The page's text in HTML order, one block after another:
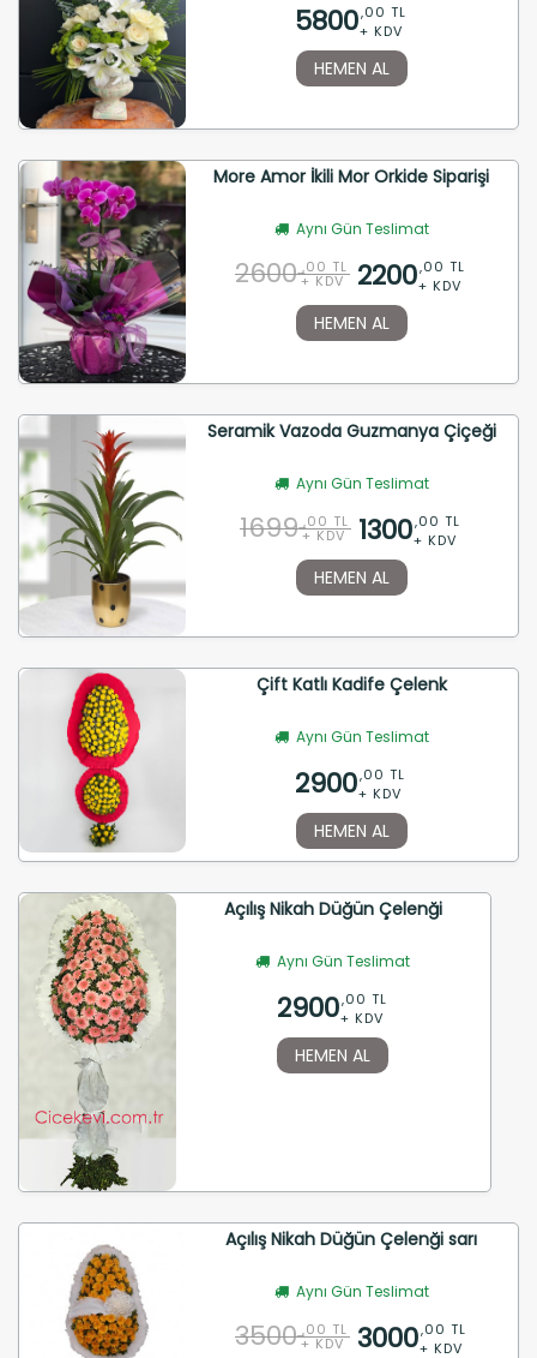
5800,00 TL
+ KDV
HEMEN AL
More Amor İkili Mor Orkide Siparişi
Aynı Gün Teslimat
2600 ,00 TL
+ KDV 2200,00 TL
+ KDV
HEMEN AL
Seramik Vazoda Guzmanya Çiçeği
Aynı Gün Teslimat
1699 ,00 TL
+ KDV 1300,00 TL
+ KDV
HEMEN AL
Çift Katlı Kadife Çelenk
Aynı Gün Teslimat
2900,00 TL
+ KDV
HEMEN AL
Açılış Nikah Düğün Çelenği
Aynı Gün Teslimat
2900,00 TL
+ KDV
HEMEN AL
Açılış Nikah Düğün Çelenği sarı
Aynı Gün Teslimat
3500 ,00 TL
+ KDV 3000,00 TL
+ KDV